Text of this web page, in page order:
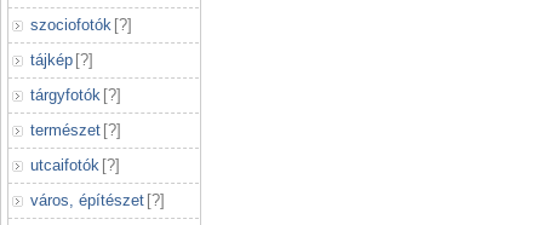
szociofotók [?]
tájkép [?]
tárgyfotók [?]
természet [?]
utcaifotók [?]
város, építészet [?]